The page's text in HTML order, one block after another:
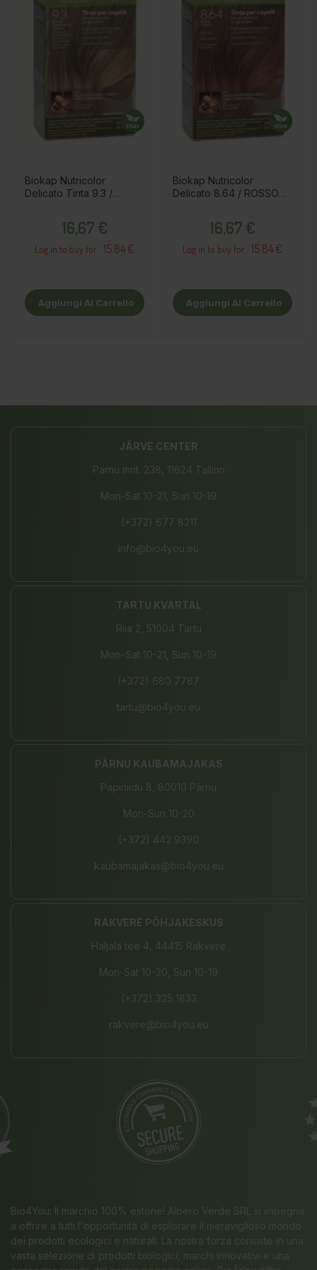
Biokap Nutricolor
Delicato Tinta 9.3 /
16,67 €
Log in to buy for : 15.84 €
Aggiungi Al Carrello
Biokap Nutricolor
Delicato 8.64 / ROSSO
16,67 €
Log in to buy for : 15.84 €
Aggiungi Al Carrello
JÄRVE CENTER
Pärnu mnt. 238, 11624 Tallinn
Mon-Sat 10-21, Sun 10-19
(+372) 677 8211
info@bio4you.eu
TARTU KVARTAL
Riia 2, 51004 Tartu
Mon-Sat 10-21, Sun 10-19
(+372) 680 7787
tartu@bio4you.eu
PÄRNU KAUBAMAJAKAS
Papiniidu 8, 80010 Pärnu
Mon-Sun 10-20
(+372) 442 9390
kaubamajakas@bio4you.eu
RAKVERE PÕHJAKESKUS
Haljala tee 4, 44415 Rakvere
Mon-Sat 10-20, Sun 10-19
(+372) 325 1833
rakvere@bio4you.eu
Bio4You: Il marchio 100% estone! Albero Verde SRL si impegna
a offrire a tutti l'opportunità di esplorare il meraviglioso mondo
dei prodotti ecologici e naturali. La nostra forza consiste in una
vasta selezione di prodotti biologici, marchi innovativi e una